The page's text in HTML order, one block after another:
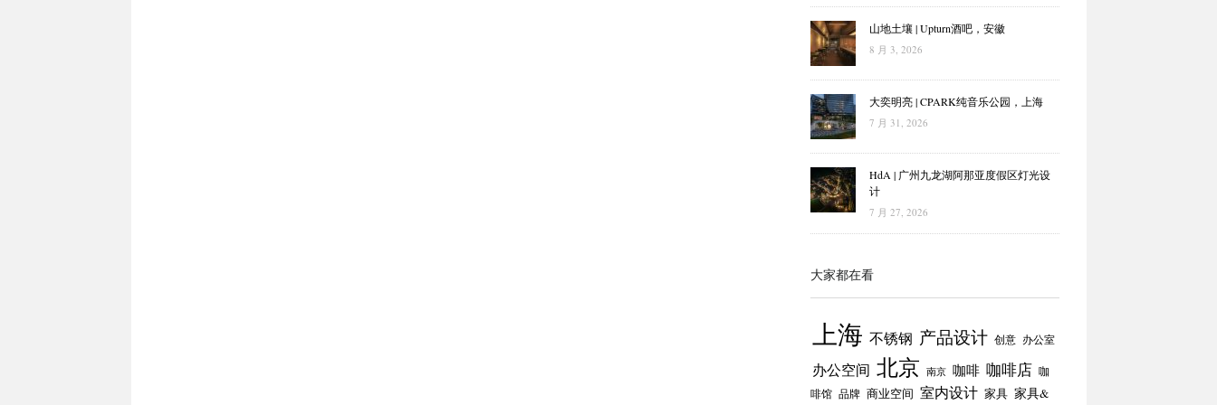
山地土壤 | Upturn酒吧，安徽
8 月 3, 2026
大奕明亮 | CPARK纯音乐公园，上海
7 月 31, 2026
HdA | 广州九龙湖阿那亚度假区灯光设
计
7 月 27, 2026
大家都在看
上海 不锈钢 产品设计 创意 办公室
办公空间 北京 南京 咖啡 咖啡店 咖
啡馆 品牌 商业空间 室内设计 家具 家具&